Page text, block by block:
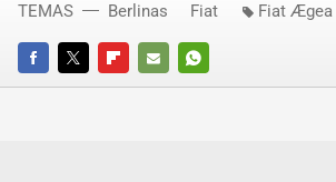
FACEBOOKTWITTERFLIPBOARD
E-
WHATSAPP
TEMAS Berlinas Fiat Fiat Ægea